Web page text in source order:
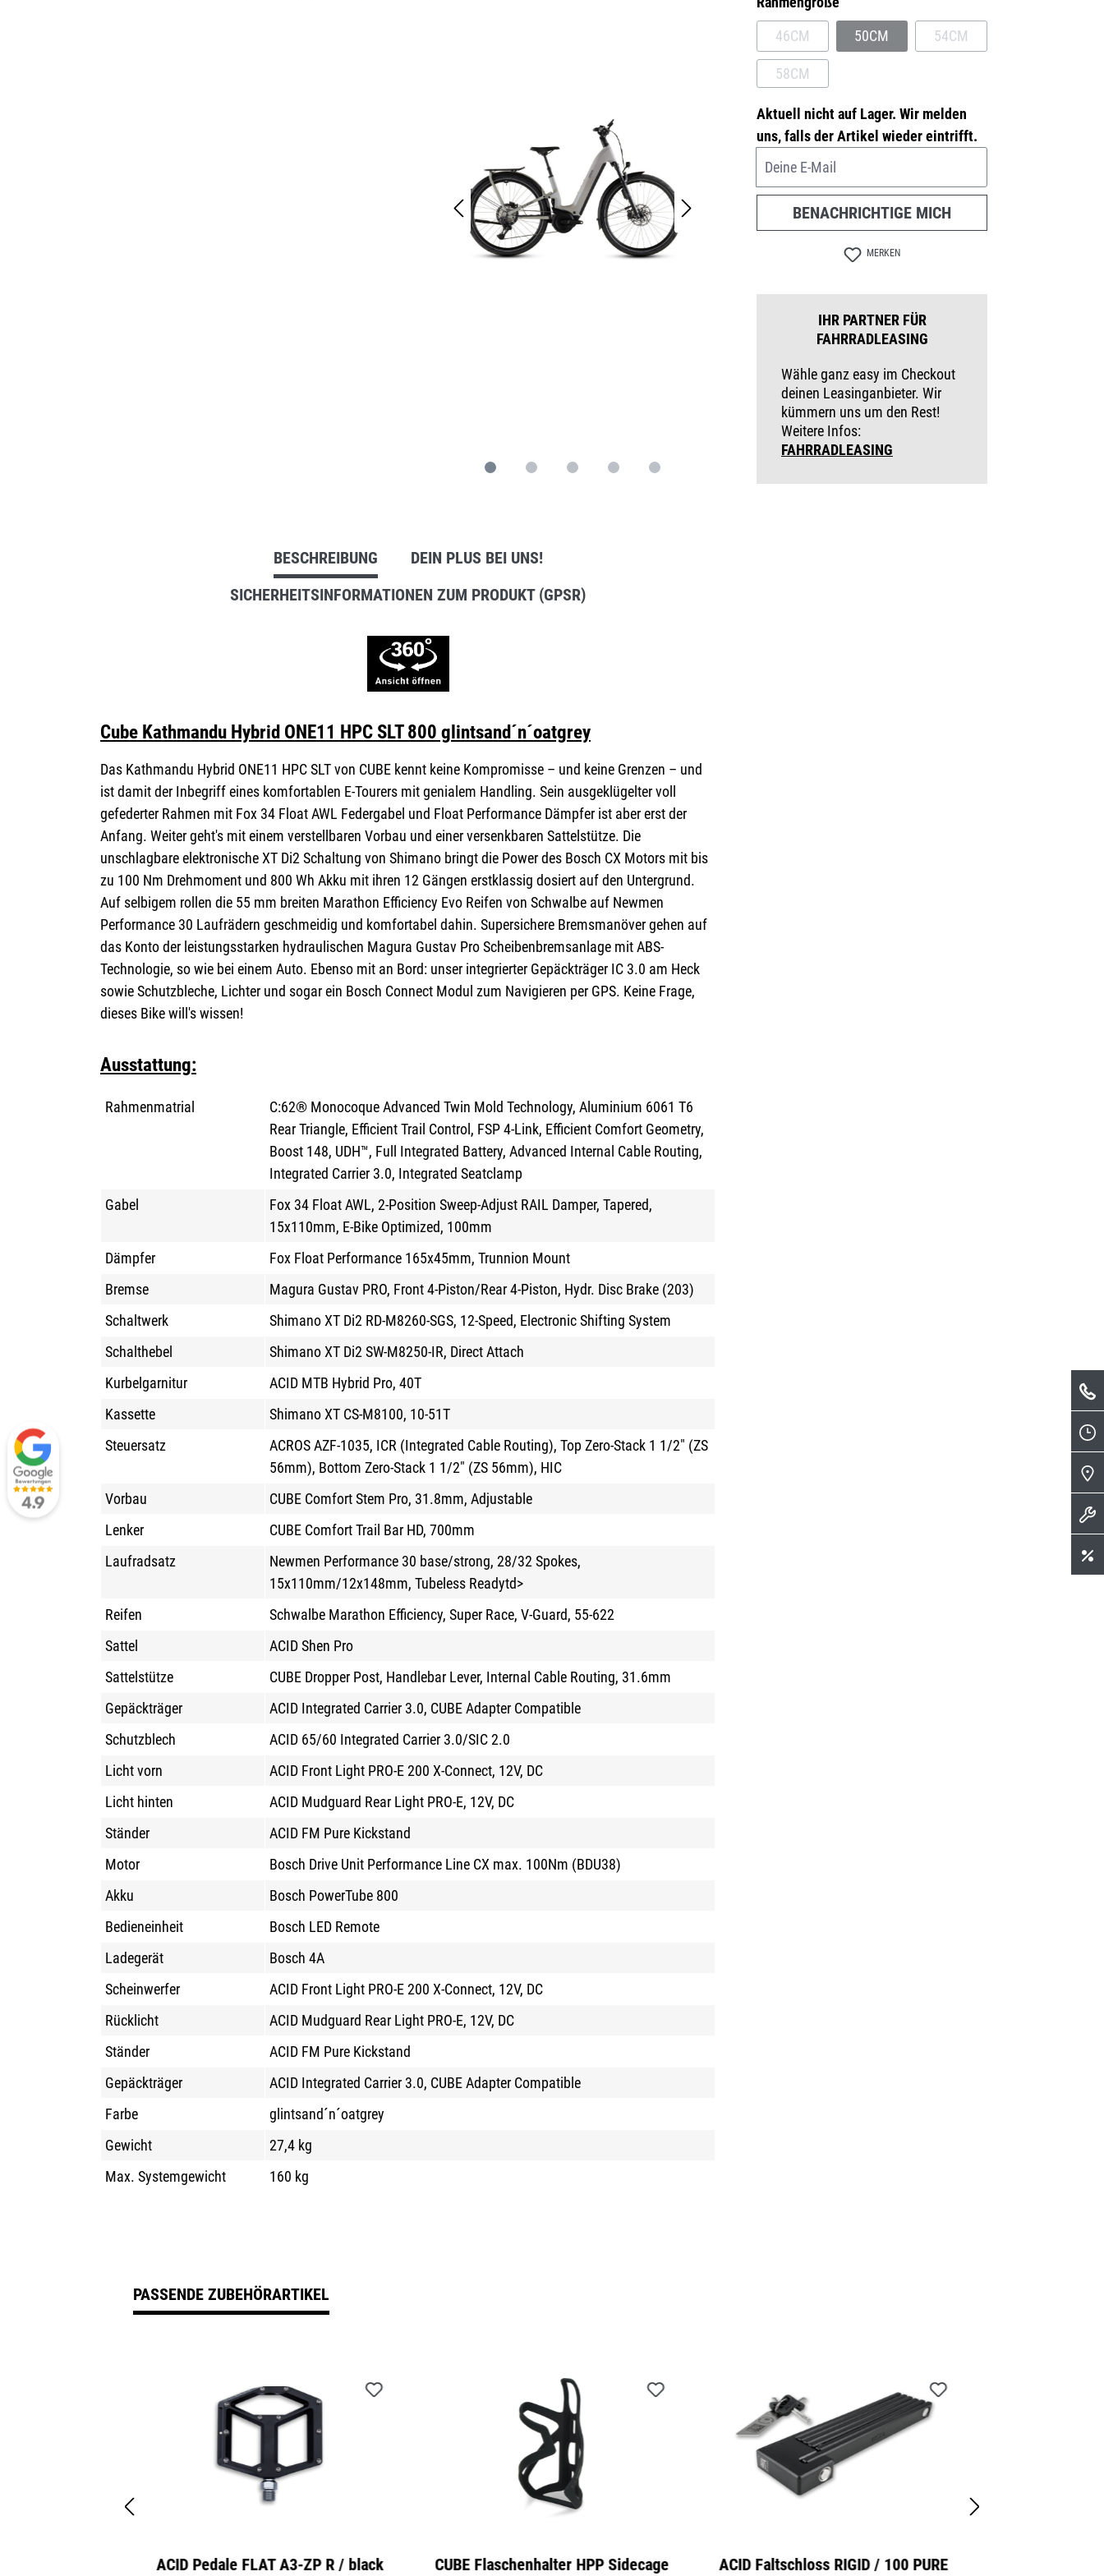
Helme
Schlösser
Beleuchtung
46CM
(DIESE OPTION IST ZURZEIT NICHT VERFÜGBAR.)
50CM
(DIESE OPTION IST ZURZEIT NICHT
54CM
(DIESE OPTION IST
58CM
(DIESE OPTION IST ZURZEIT NICHT VERFÜGBAR.)
Aktuell nicht auf Lager. Wir melden
uns, falls der Artikel wieder eintrifft.
Deine E-Mail
BENACHRICHTIGE MICH
MERKEN
IHR PARTNER FÜR
FAHRRADLEASING
Wähle ganz easy im Checkout
deinen Leasinganbieter. Wir
kümmern uns um den Rest!
Weitere Infos:
FAHRRADLEASING
BESCHREIBUNG
DEIN PLUS BEI UNS!
SICHERHEITSINFORMATIONEN ZUM PRODUKT (GPSR)
Cube Kathmandu Hybrid ONE11 HPC SLT 800 glintsand´n´oatgrey
Das Kathmandu Hybrid ONE11 HPC SLT von CUBE kennt keine Kompromisse – und keine Grenzen – und
ist damit der Inbegriff eines komfortablen E-Tourers mit genialem Handling. Sein ausgeklügelter voll
gefederter Rahmen mit Fox 34 Float AWL Federgabel und Float Performance Dämpfer ist aber erst der
Anfang. Weiter geht's mit einem verstellbaren Vorbau und einer versenkbaren Sattelstütze. Die
unschlagbare elektronische XT Di2 Schaltung von Shimano bringt die Power des Bosch CX Motors mit bis
zu 100 Nm Drehmoment und 800 Wh Akku mit ihren 12 Gängen erstklassig dosiert auf den Untergrund.
Auf selbigem rollen die 55 mm breiten Marathon Efficiency Evo Reifen von Schwalbe auf Newmen
Performance 30 Laufrädern geschmeidig und komfortabel dahin. Supersichere Bremsmanöver gehen auf
das Konto der leistungsstarken hydraulischen Magura Gustav Pro Scheibenbremsanlage mit ABS-
Technologie, so wie bei einem Auto. Ebenso mit an Bord: unser integrierter Gepäckträger IC 3.0 am Heck
sowie Schutzbleche, Lichter und sogar ein Bosch Connect Modul zum Navigieren per GPS. Keine Frage,
dieses Bike will's wissen!
Ausstattung:
Rahmenmatrial
C:62® Monocoque Advanced Twin Mold Technology, Aluminium 6061 T6
Rear Triangle, Efficient Trail Control, FSP 4-Link, Efficient Comfort Geometry,
Boost 148, UDH™, Full Integrated Battery, Advanced Internal Cable Routing,
Integrated Carrier 3.0, Integrated Seatclamp
Gabel
Fox 34 Float AWL, 2-Position Sweep-Adjust RAIL Damper, Tapered,
15x110mm, E-Bike Optimized, 100mm
Dämpfer
Fox Float Performance 165x45mm, Trunnion Mount
Bremse
Magura Gustav PRO, Front 4-Piston/Rear 4-Piston, Hydr. Disc Brake (203)
Schaltwerk
Shimano XT Di2 RD-M8260-SGS, 12-Speed, Electronic Shifting System
Schalthebel
Shimano XT Di2 SW-M8250-IR, Direct Attach
Kurbelgarnitur
ACID MTB Hybrid Pro, 40T
Kassette
Shimano XT CS-M8100, 10-51T
Steuersatz
ACROS AZF-1035, ICR (Integrated Cable Routing), Top Zero-Stack 1 1/2" (ZS
56mm), Bottom Zero-Stack 1 1/2" (ZS 56mm), HIC
Vorbau
CUBE Comfort Stem Pro, 31.8mm, Adjustable
Lenker
CUBE Comfort Trail Bar HD, 700mm
Laufradsatz
Newmen Performance 30 base/strong, 28/32 Spokes,
15x110mm/12x148mm, Tubeless Readytd>
Reifen
Schwalbe Marathon Efficiency, Super Race, V-Guard, 55-622
Sattel
ACID Shen Pro
Sattelstütze
CUBE Dropper Post, Handlebar Lever, Internal Cable Routing, 31.6mm
Gepäckträger
ACID Integrated Carrier 3.0, CUBE Adapter Compatible
Schutzblech
ACID 65/60 Integrated Carrier 3.0/SIC 2.0
Licht vorn
ACID Front Light PRO-E 200 X-Connect, 12V, DC
Licht hinten
ACID Mudguard Rear Light PRO-E, 12V, DC
Ständer
ACID FM Pure Kickstand
Motor
Bosch Drive Unit Performance Line CX max. 100Nm (BDU38)
Akku
Bosch PowerTube 800
Bedieneinheit
Bosch LED Remote
Ladegerät
Bosch 4A
Scheinwerfer
ACID Front Light PRO-E 200 X-Connect, 12V, DC
Rücklicht
ACID Mudguard Rear Light PRO-E, 12V, DC
Ständer
ACID FM Pure Kickstand
Gepäckträger
ACID Integrated Carrier 3.0, CUBE Adapter Compatible
Farbe
glintsand´n´oatgrey
Gewicht
27,4 kg
Max. Systemgewicht
160 kg
PASSENDE ZUBEHÖRARTIKEL
ACID Pedale FLAT A3-ZP R / black
CUBE Flaschenhalter HPP Sidecage
ACID Faltschloss RIGID / 100 PURE